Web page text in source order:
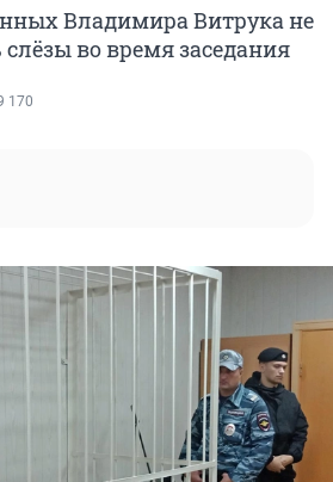
Владимира Витрука не
во время заседания
170